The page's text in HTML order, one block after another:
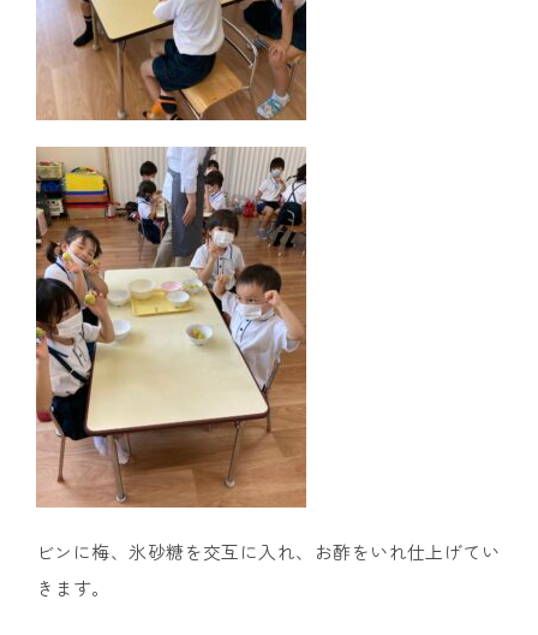
ビンに梅、氷砂糖を交互に入れ、お酢をいれ仕上げてい
きます。